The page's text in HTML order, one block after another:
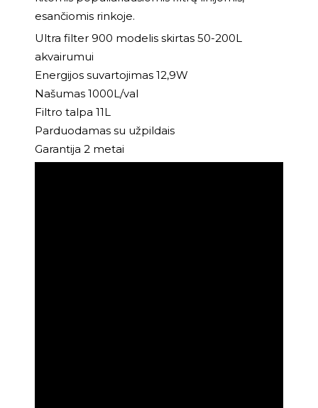
esančiomis rinkoje.
Ultra filter 900 modelis skirtas 50-200L
akvairumui
Energijos suvartojimas 12,9W
Našumas 1000L/val
Filtro talpa 11L
Parduodamas su užpildais
Garantija 2 metai